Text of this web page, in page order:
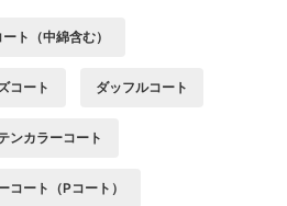
ト（中綿含む）
コート ダッフルコート
ンカラーコート
コート（Pコート）